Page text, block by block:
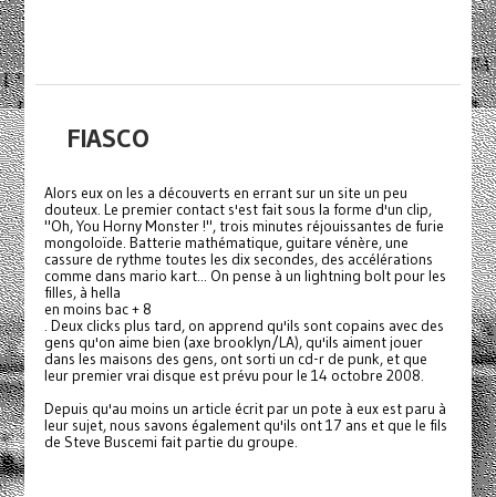
FIASCO
Alors eux on les a découverts en errant sur un site un peu
douteux. Le premier contact s'est fait sous la forme d'un clip,
"Oh, You Horny Monster !", trois minutes réjouissantes de furie
mongoloïde. Batterie mathématique, guitare vénère, une
cassure de rythme toutes les dix secondes, des accélérations
comme dans mario kart... On pense à un lightning bolt pour les
filles, à hella
en moins bac + 8
. Deux clicks plus tard, on apprend qu'ils sont copains avec des
gens qu'on aime bien (axe brooklyn/LA), qu'ils aiment jouer
dans les maisons des gens, ont sorti un cd-r de punk, et que
leur premier vrai disque est prévu pour le 14 octobre 2008.
Depuis qu'au moins un article écrit par un pote à eux est paru à
leur sujet, nous savons également qu'ils ont 17 ans et que le fils
de Steve Buscemi fait partie du groupe.